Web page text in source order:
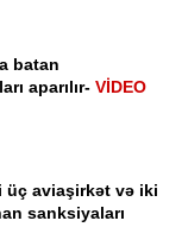
batan
aparılır-VİDEO
üç aviaşirkət və iki
sanksiyaları